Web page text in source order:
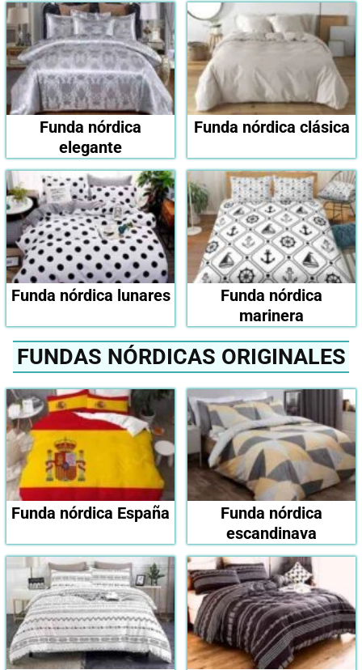
Funda nórdica
elegante
Funda nórdica clásica
Funda nórdica lunares
Funda nórdica
marinera
FUNDAS NÓRDICAS ORIGINALES
Funda nórdica España
Funda nórdica
escandinava